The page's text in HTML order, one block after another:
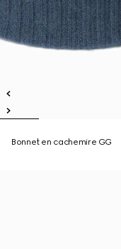
Bonnet en cachemire GG